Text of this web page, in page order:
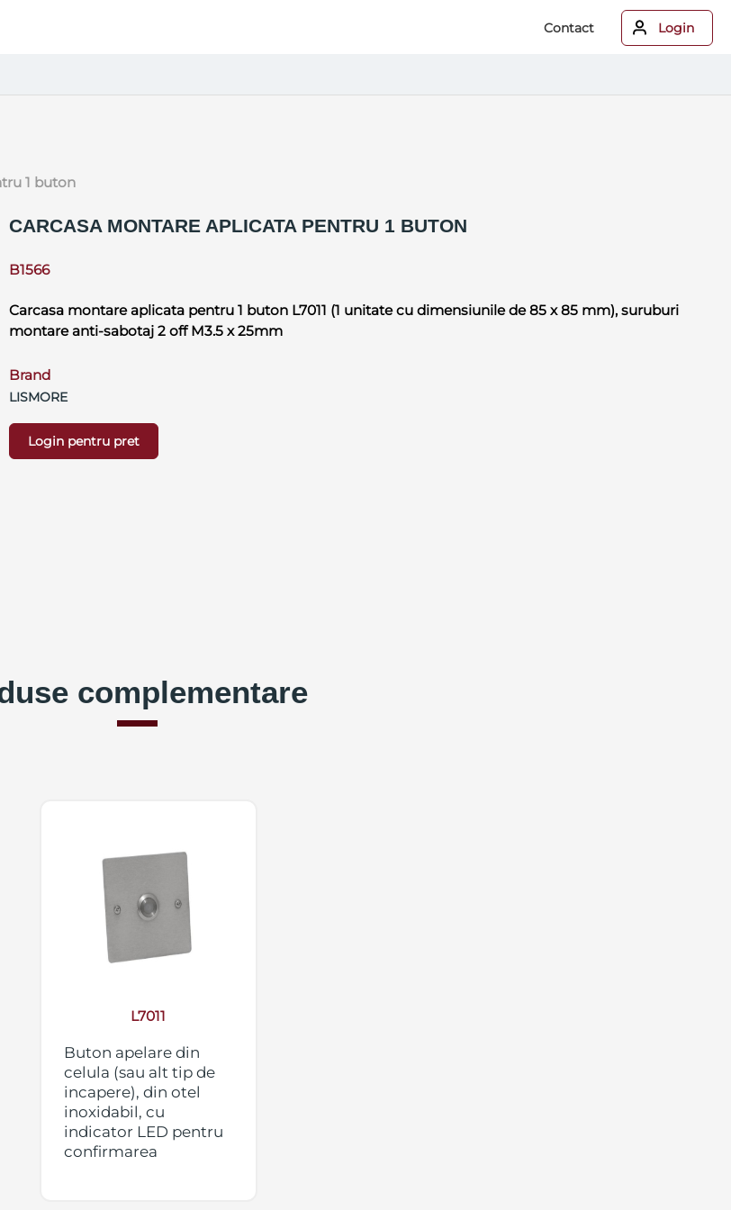
Contact Login
1 buton
CARCASA MONTARE APLICATA PENTRU 1 BUTON
B1566
Carcasa montare aplicata pentru 1 buton L7011 (1 unitate cu dimensiunile de 85 x 85 mm), suruburi
montare anti-sabotaj 2 off M3.5 x 25mm
Brand
LISMORE
Login pentru pret
complementare
L7011
Buton apelare din
celula (sau alt tip de
incapere), din otel
inoxidabil, cu
indicator LED pentru
confirmarea